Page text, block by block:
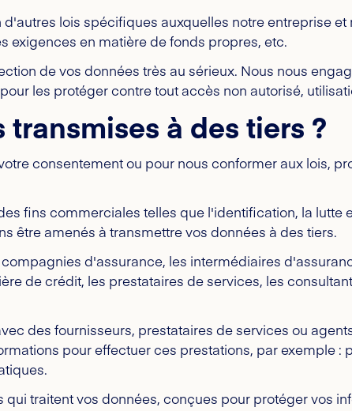
lois spécifiques auxquelles notre entreprise
exigences en matière de fonds propres, etc.
de vos données très au sérieux. Nous nous
les protéger contre tout accès non autorisé,
à des tiers ?
consentement ou pour nous conformer aux lois,
fins commerciales telles que l'identification, la lutte
être amenés à transmettre vos données à des tiers.
d'assurance, les intermédiaires
de crédit, les prestataires de services, les
des fournisseurs, prestataires de services ou
pour effectuer ces prestations, par exemple :
traitent vos données, conçues pour protéger vos